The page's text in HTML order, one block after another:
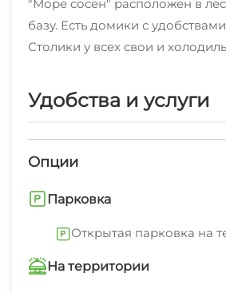
"Море сосен" расположен в
базу. Есть домики с
Столики у всех свои и
Удобства и услуги
Опции
Парковка
Открытая парковка на
На территории